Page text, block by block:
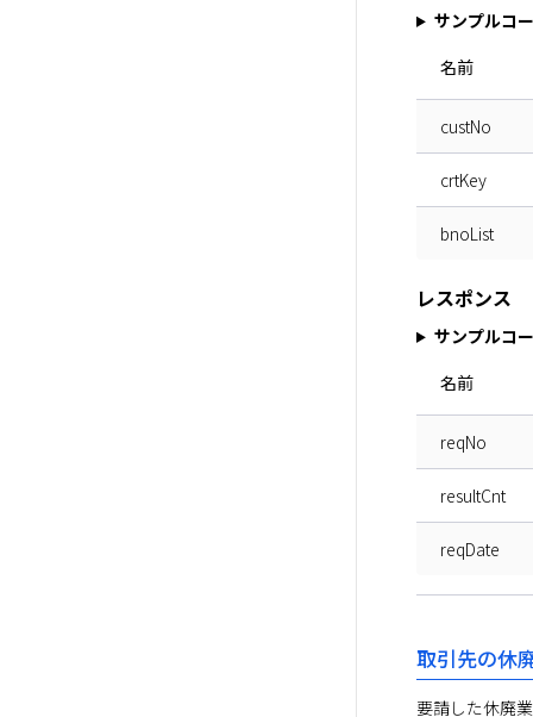
サンプルコ
名前
custNo
crtKey
bnoList
レスポンス
サンプルコ
名前
reqNo
resultCnt
reqDate
取引先の休
要請した休廃